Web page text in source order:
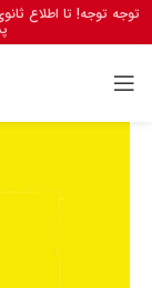
توجه توجه! تا اطلاع